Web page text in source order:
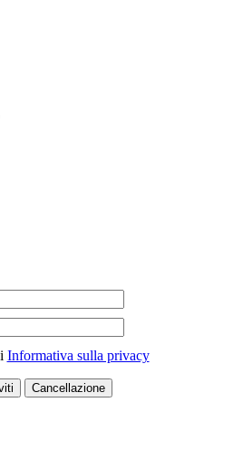
Informativa sulla privacy
Cancellazione